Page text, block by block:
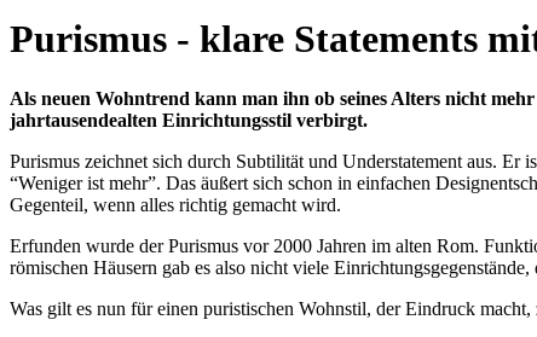
Purismus - klare Statements
Als neuen Wohntrend kann man ihn ob seines Alters nicht
jahrtausendealten Einrichtungsstil verbirgt.
Purismus zeichnet sich durch Subtilität und Understatement aus.
“Weniger ist mehr”. Das äußert sich schon in einfachen
Gegenteil, wenn alles richtig gemacht wird.
Erfunden wurde der Purismus vor 2000 Jahren im alten Rom.
römischen Häusern gab es also nicht viele
Was gilt es nun für einen puristischen Wohnstil, der Eindruck macht,